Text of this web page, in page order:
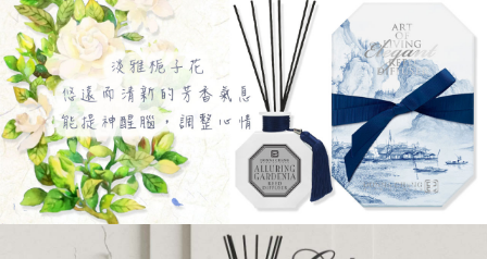
【「AFTEE先享後付」結帳流程】
１．於結帳方式選擇「AFTEE先享後付」後，將跳轉至「AFTEE先享後付」
結帳頁面，進行簡訊認證並確認金額後，即可完成結帳。
２．訂單成立數日內，您將收到繳費通知簡訊。
３．收到繳費通知簡訊後14天內，點擊此簡訊中的連結，可透過四大超商／
ATM／網路銀行／等多元方式進行付款，方視為交易完成。
※ 請注意：結帳手續完成當下不需立刻繳費，但若您需要取消訂單，請聯絡
購買商品的店家。未經商家同意取消之訂單仍視為有效，需透過AFTEE先享
後付繳納相關費用。
※ 交易是否成功請以「AFTEE先享後付 」之結帳頁面顯示為準，若有關於
是否繳費成功／繳費後需取消欲退款等相關疑問，請聯繫「AFTEE先享後付
客戶支援中心」
https://netprotections.freshdesk.com/support/home
每筆NT$60，滿NT$588(含以上)免運費
7-11取貨付款
每筆NT$60，滿NT$588(含以上)免運費
宅配
每筆NT$100，滿NT$588(含以上)免運費